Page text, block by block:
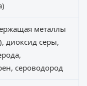
металлы
диоксид серы,
сероводород